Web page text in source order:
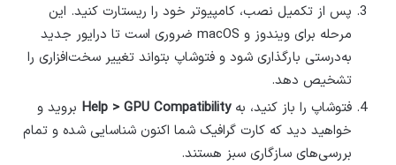
پس از تکمیل نصب، کامپیوتر خود را ریستارت کنید. این
مرحله برای ویندوز و macOS ضروری است تا درایور جدید
به‌درستی بارگذاری شود و فتوشاپ بتواند تغییر سخت‌افزاری را
تشخیص دهد.
فتوشاپ را باز کنید، بهHelp > GPU Compatibility بروید و
خواهید دید که کارت گرافیک شما اکنون شناسایی شده و تمام
بررسی‌های سازگاری سبز هستند.